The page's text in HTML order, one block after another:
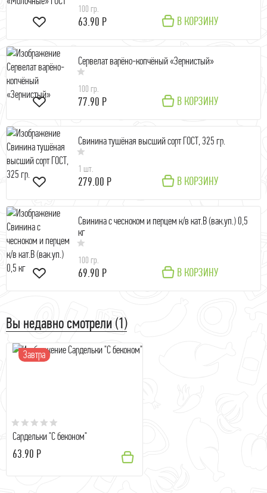
100 гр.
63.90 Р В КОРЗИНУ
Сервелат варёно-копчёный «Зернистый»
100 гр.
77.90 Р В КОРЗИНУ
Свинина тушёная высший сорт ГОСТ, 325 гр.
1 шт.
279.00 Р В КОРЗИНУ
Свинина с чесноком и перцем к/в кат.В (вак.уп.) 0,5
кг
100 гр.
69.90 Р В КОРЗИНУ
Вы недавно смотрели (1)
Завтра
Сардельки "С беконом"
63.90 Р